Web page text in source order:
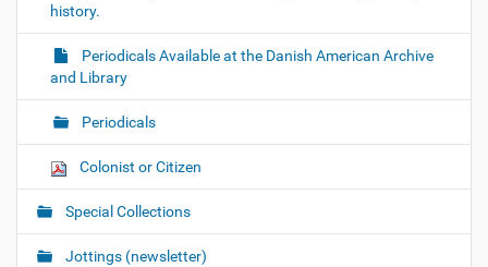
history.
Periodicals Available at the Danish American Archive
and Library
Periodicals
Colonist or Citizen
Special Collections
Jottings (newsletter)